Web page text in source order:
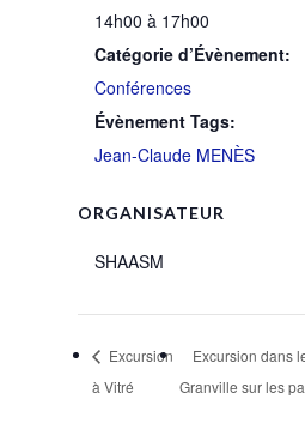
14h00 à 17h00
Catégorie d’Évènement:
Conférences
Évènement Tags:
Jean-Claude MENÈS
ORGANISATEUR
SHAASM
Excursion
à Vitré
Excursion dans
Granville sur les